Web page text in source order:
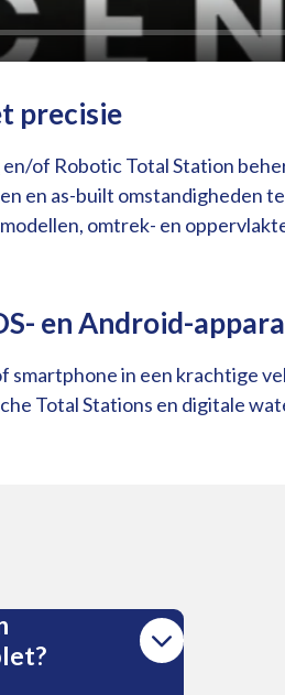
precisie
en/of Robotic Total Station
en as-built omstandigheden
omtrek- en
en Android-
in een krachtige
Total Stations en digitale